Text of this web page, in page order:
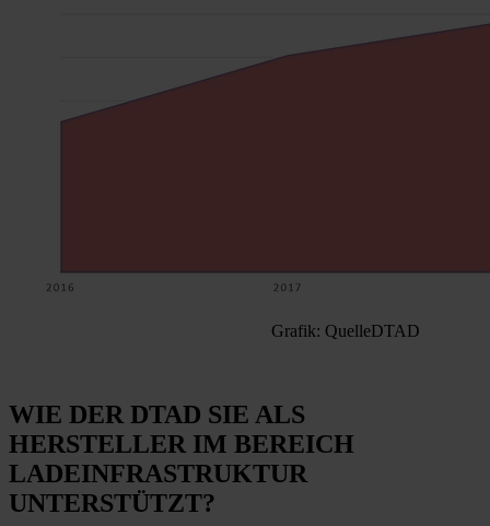
Grafik: QuelleDTAD
WIE DER DTAD SIE ALS
HERSTELLER IM BEREICH
LADEINFRASTRUKTUR
UNTERSTÜTZT?